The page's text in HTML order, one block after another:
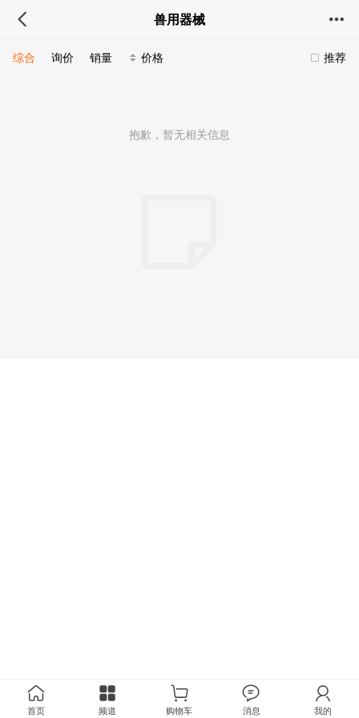
兽用器械
推荐
综合 询价 销量 价格
抱歉，暂无相关信息
首页 频道 购物车 消息 我的